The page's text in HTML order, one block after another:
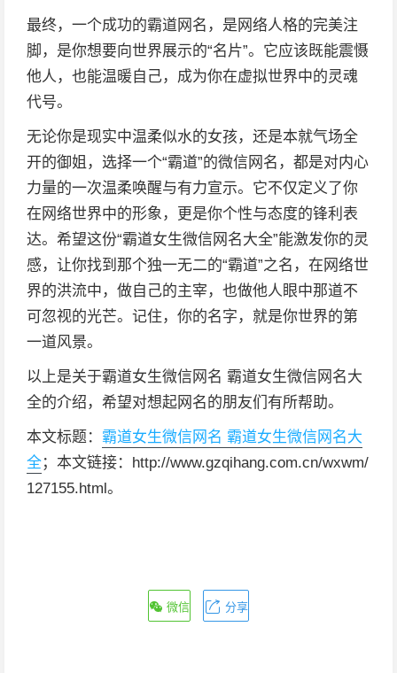
最终，一个成功的霸道网名，是网络人格的完美注
脚，是你想要向世界展示的“名片”。它应该既能震慑
他人，也能温暖自己，成为你在虚拟世界中的灵魂
代号。
无论你是现实中温柔似水的女孩，还是本就气场全
开的御姐，选择一个“霸道”的微信网名，都是对内心
力量的一次温柔唤醒与有力宣示。它不仅定义了你
在网络世界中的形象，更是你个性与态度的锋利表
达。希望这份“霸道女生微信网名大全”能激发你的灵
感，让你找到那个独一无二的“霸道”之名，在网络世
界的洪流中，做自己的主宰，也做他人眼中那道不
可忽视的光芒。记住，你的名字，就是你世界的第
一道风景。
以上是关于霸道女生微信网名 霸道女生微信网名大
全的介绍，希望对想起网名的朋友们有所帮助。
本文标题： 霸道女生微信网名 霸道女生微信网名大
全；本文链接：http://www.gzqihang.com.cn/wxwm/
127155.html。
微信 分享